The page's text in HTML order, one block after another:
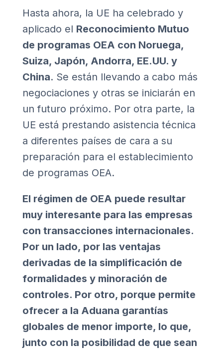
Hasta ahora, la UE ha celebrado y
aplicado el Reconocimiento Mutuo
de programas OEA con Noruega,
Suiza, Japón, Andorra, EE.UU. y
China. Se están llevando a cabo más
negociaciones y otras se iniciarán en
un futuro próximo. Por otra parte, la
UE está prestando asistencia técnica
a diferentes países de cara a su
preparación para el establecimiento
de programas OEA.
El régimen de OEA puede resultar
muy interesante para las empresas
con transacciones internacionales.
Por un lado, por las ventajas
derivadas de la simplificación de
formalidades y minoración de
controles. Por otro, porque permite
ofrecer a la Aduana garantías
globales de menor importe, lo que,
junto con la posibilidad de que sean